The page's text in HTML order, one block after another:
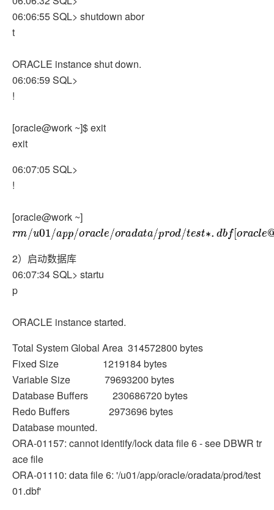
06:06:55 SQL> shutdown abor
t
ORACLE instance shut down.
06:06:59 SQL>
!
[oracle@work ~]$ exit
exit
06:07:05 SQL>
!
[oracle@work ~]
rm/u01/app/oracle/oradata/prod/test∗.dbf[oracle @work]
2）启动数据库
06:07:34 SQL> startu
p
ORACLE instance started.
Total System Global Area 314572800 bytes
Fixed Size 1219184 bytes
Variable Size 79693200 bytes
Database Buffers 230686720 bytes
Redo Buffers 2973696 bytes
Database mounted.
ORA-01157: cannot identify/lock data file 6 - see DBWR tr
ace file
ORA-01110: data file 6: '/u01/app/oracle/oradata/prod/test
01.dbf'